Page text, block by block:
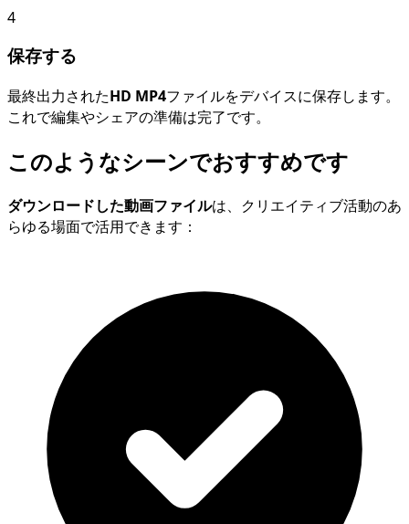
4
保存する
最終出力されたHD MP4ファイルをデバイスに保存します。
これで編集やシェアの準備は完了です。
このようなシーンでおすすめです
ダウンロードした動画ファイルは、クリエイティブ活動のあ
らゆる場面で活用できます：